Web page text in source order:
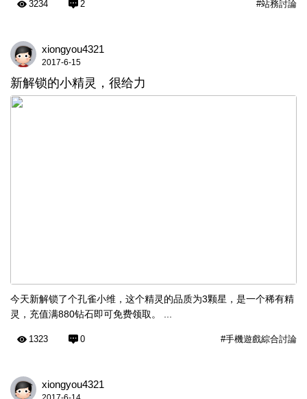
#站務討論
3234 2
xiongyou4321
2017-6-15
新解锁的小精灵，很给力
今天新解锁了个孔雀小维，这个精灵的品质为3颗星，是一个稀有精
灵，充值满880钻石即可免费领取。 ...
#手機遊戲綜合討論
1323 0
xiongyou4321